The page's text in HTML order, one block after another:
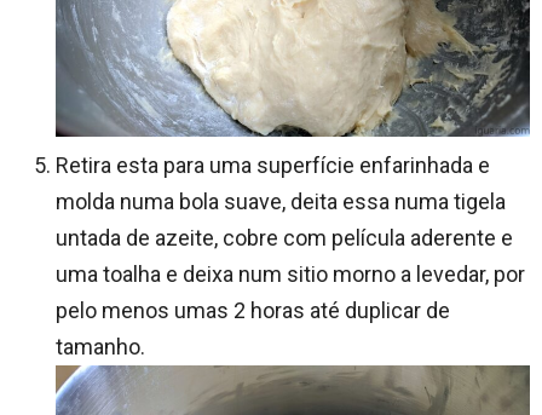
Retira esta para uma superfície enfarinhada e
molda numa bola suave, deita essa numa tigela
untada de azeite, cobre com película aderente e
uma toalha e deixa num sitio morno a levedar, por
pelo menos umas 2 horas até duplicar de
tamanho.